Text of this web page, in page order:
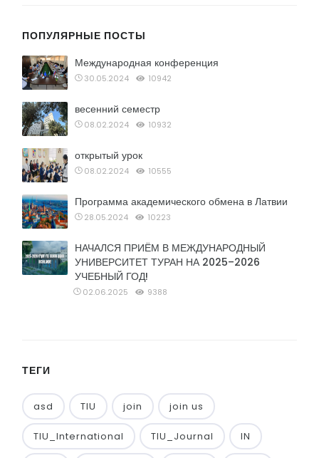
ПОПУЛЯРНЫЕ ПОСТЫ
Международная конференция
30.05.2024 10942
весенний семестр
08.02.2024 10932
открытый урок
08.02.2024 10555
Программа академического обмена в Латвии
28.05.2024 10223
НАЧАЛСЯ ПРИЁМ В МЕЖДУНАРОДНЫЙ
УНИВЕРСИТЕТ ТУРАН НА 2025–2026
УЧЕБНЫЙ ГОД!
02.06.2025 9388
ТЕГИ
asd TIU join join us
TIU_International TIU_Journal IN